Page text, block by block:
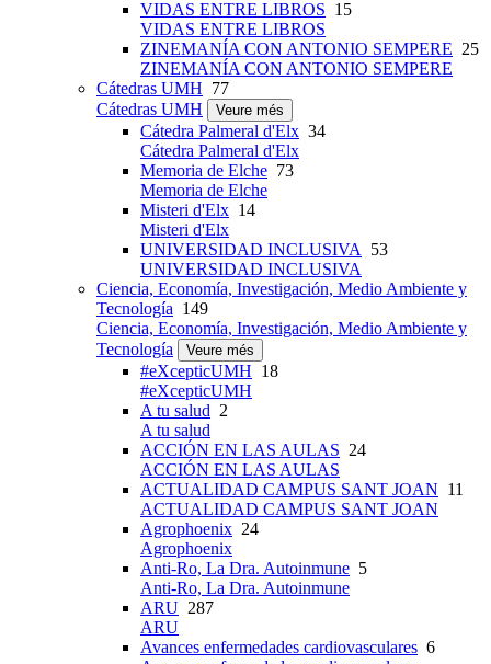
VIDAS ENTRE LIBROS 15
VIDAS ENTRE LIBROS
ZINEMANÍA CON ANTONIO SEMPERE 25
ZINEMANÍA CON ANTONIO SEMPERE
Cátedras UMH 77
Cátedras UMH
Veure més
Cátedra Palmeral d'Elx 34
Cátedra Palmeral d'Elx
Memoria de Elche 73
Memoria de Elche
Misteri d'Elx 14
Misteri d'Elx
UNIVERSIDAD INCLUSIVA
53
UNIVERSIDAD INCLUSIVA
Ciencia, Economía, Investigación, Medio Ambiente y
Tecnología 149
Ciencia, Economía, Investigación, Medio Ambiente y
Tecnología
Veure més
#eXcepticUMH 18
#eXcepticUMH
A tu salud 2
A tu salud
ACCIÓN EN LAS AULAS 24
ACCIÓN EN LAS AULAS
ACTUALIDAD CAMPUS SANT JOAN 11
ACTUALIDAD CAMPUS SANT JOAN
Agrophoenix 24
Agrophoenix
Anti-Ro, La Dra. Autoinmune 5
Anti-Ro, La Dra. Autoinmune
ARU 287
ARU
Avances enfermedades cardiovasculares 6